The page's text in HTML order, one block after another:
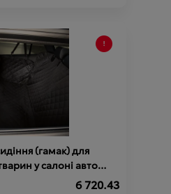
(гамак) для
у салоні авто
6 720.43